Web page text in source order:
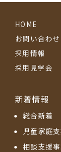
HOME
お問い合わせ
採用情報
採用見学会
新着情報
総合新着
児童家庭
相談支援